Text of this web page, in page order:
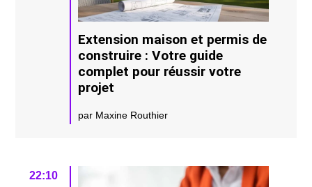
Extension maison et permis de
construire : Votre guide
complet pour réussir votre
projet
par Maxine Routhier
22:10